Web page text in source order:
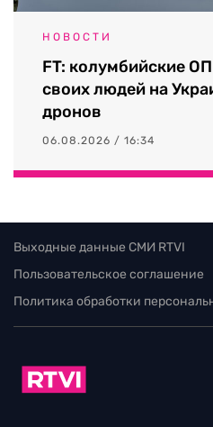
НОВОСТИ
FT: колумбийские
своих людей на
дронов
06.08.2026 / 16:34
Выходные данные СМИ RTVI
Пользовательское соглашение
Политика обработки